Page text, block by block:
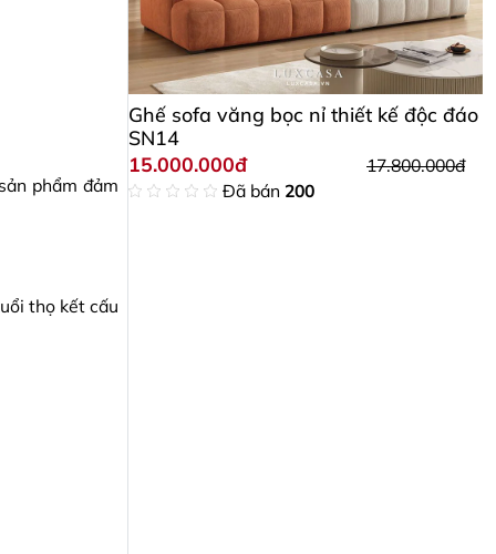
phẩm đảm
thọ kết cấu
Ghế sofa văng bọc nỉ thiết kế độc đáo
SN14
15.000.000đ
17.800.000đ
Đã bán 200